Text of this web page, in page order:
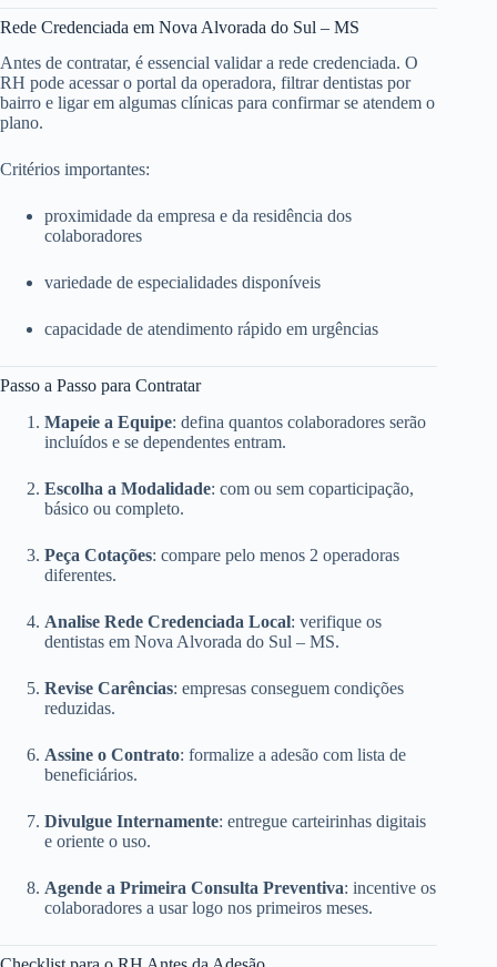
Rede Credenciada em Nova Alvorada do Sul – MS
Antes de contratar, é essencial validar a rede credenciada. O
RH pode acessar o portal da operadora, filtrar dentistas por
bairro e ligar em algumas clínicas para confirmar se atendem o
plano.
Critérios importantes:
proximidade da empresa e da residência dos
colaboradores
variedade de especialidades disponíveis
capacidade de atendimento rápido em urgências
Passo a Passo para Contratar
Mapeie a Equipe: defina quantos colaboradores serão
incluídos e se dependentes entram.
Escolha a Modalidade: com ou sem coparticipação,
básico ou completo.
Peça Cotações: compare pelo menos 2 operadoras
diferentes.
Analise Rede Credenciada Local: verifique os
dentistas em Nova Alvorada do Sul – MS.
Revise Carências: empresas conseguem condições
reduzidas.
Assine o Contrato: formalize a adesão com lista de
beneficiários.
Divulgue Internamente: entregue carteirinhas digitais
e oriente o uso.
Agende a Primeira Consulta Preventiva: incentive os
colaboradores a usar logo nos primeiros meses.